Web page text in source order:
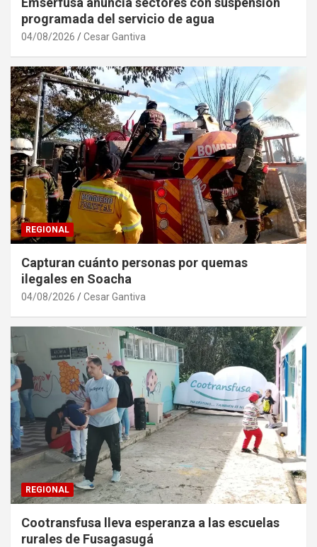
programada del servicio de agua
04/08/2026 Cesar Gantiva
REGIONAL
Capturan cuánto personas por quemas
ilegales en Soacha
04/08/2026 Cesar Gantiva
REGIONAL
Cootransfusa lleva esperanza a las escuelas
rurales de Fusagasugá